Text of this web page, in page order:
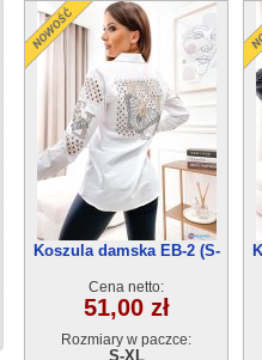
Koszula damska EB-2 (S-
Cena netto:
51,00 zł
Rozmiary w paczce:
S-XL